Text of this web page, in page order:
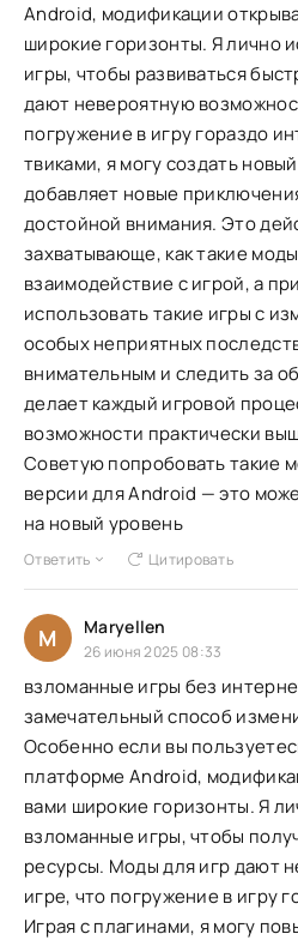
Android, модификации
широкие горизонты. Я лично
игры, чтобы развиваться
дают невероятную
погружение в игру гораздо
твиками, я могу создать
добавляет новые
достойной внимания. Это
захватывающе, как такие
взаимодействие с игрой, а
использовать такие игры с
особых неприятных
внимательным и следить за
делает каждый игровой
возможности практически
Советую попробовать такие
версии для Android — это
на новый уровень
Ответить Цитировать
M Maryellen
26 июня 2025 08:33
взломанные игры без
замечательный способ
Особенно если вы
платформе Android,
вами широкие горизонты. Я
взломанные игры, чтобы
ресурсы. Моды для игр дают
игре, что погружение в игру
Играя с плагинами, я могу